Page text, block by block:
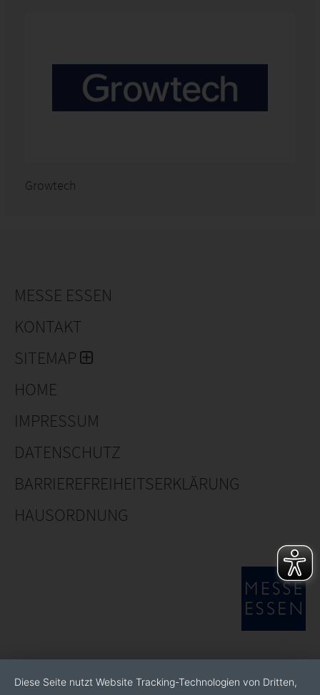
Growtech
MESSE ESSEN
KONTAKT
SITEMAP
HOME
IMPRESSUM
DATENSCHUTZ
BARRIEREFREIHEITSERKLÄRUNG
HAUSORDNUNG
Diese Seite nutzt Website Tracking-Technologien von Dritten,